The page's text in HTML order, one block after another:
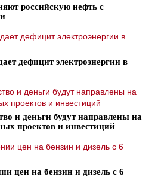
российскую нефть с
дефицит электроэнергии в
и деньги будут направлены на
проектов и инвестиций
цен на бензин и дизель с 6